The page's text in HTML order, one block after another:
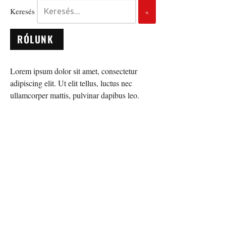
Keresés
RÓLUNK
Lorem ipsum dolor sit amet, consectetur
adipiscing elit. Ut elit tellus, luctus nec
ullamcorper mattis, pulvinar dapibus leo.